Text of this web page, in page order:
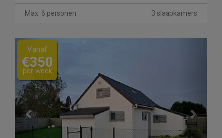
Max. 6 personen 3 slaapkamers
Previous
Vanaf
€350
per week